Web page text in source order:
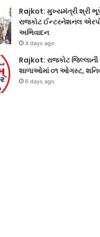
Rajkot: મુખ્યમંત્રી શ્રી
રાજકોટ ઈન્ટરનેશનલ
અભિવાદન
4 days ago
Rajkot: રાજકોટ જિલ્લાની
શાળાઓમાં ૦૧ ઓગસ્ટ,
6 days ago